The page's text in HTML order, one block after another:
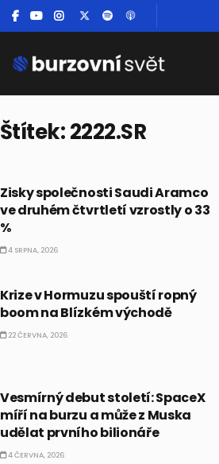
Štítek:2222.SR
Zisky společnosti Saudi Aramco
ve druhém čtvrtletí vzrostly o 33
%
4 SRPNA, 2026
Krize v Hormuzu spouští ropný
boom na Blízkém východě
22 ČERVNA, 2026
Vesmírný debut století: SpaceX
míří na burzu a může z Muska
udělat prvního bilionáře
4 ČERVNA, 2026